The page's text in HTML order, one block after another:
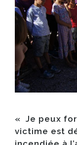
« Je peux
victime est